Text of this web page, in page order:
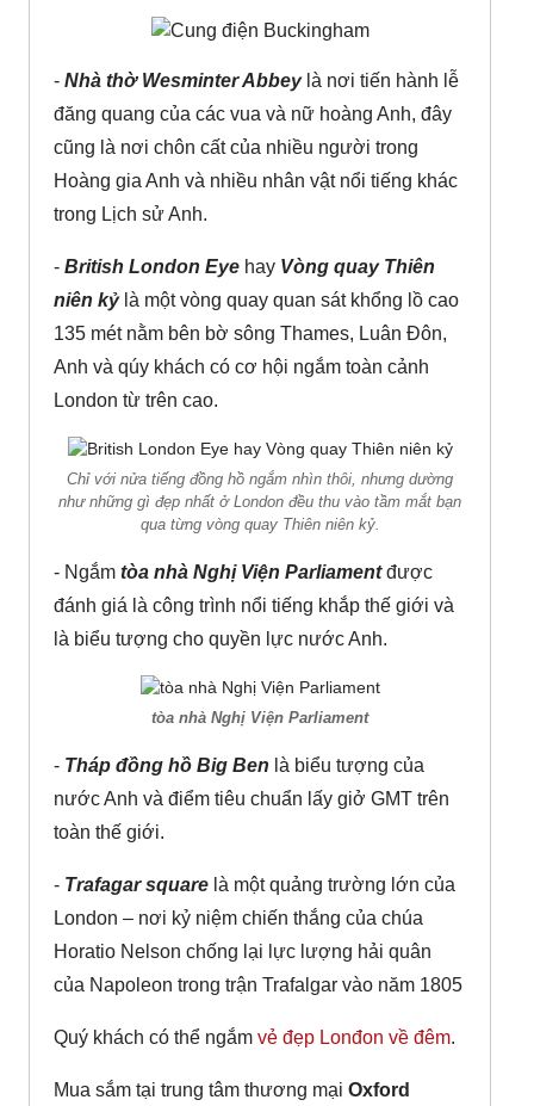
- Nhà thờ Wesminter Abbeylà nơi tiến hành lễ
đăng quang của các vua và nữ hoàng Anh, đây
cũng là nơi chôn cất của nhiều người trong
Hoàng gia Anh và nhiều nhân vật nổi tiếng khác
trong Lịch sử Anh.
- British London Eye hay Vòng quay Thiên
niên kỷlà một vòng quay quan sát khổng lồ cao
135 mét nằm bên bờ sông Thames, Luân Đôn,
Anh và qúy khách có cơ hội ngắm toàn cảnh
London từ trên cao.
Chỉ với nửa tiếng đồng hồ ngắm nhìn thôi, nhưng dường
như những gì đẹp nhất ở London đều thu vào tầm mắt bạn
qua từng vòng quay Thiên niên kỷ.
- Ngắm tòa nhà Nghị Viện Parliamentđược
đánh giá là công trình nổi tiếng khắp thế giới và
là biểu tượng cho quyền lực nước Anh.
tòa nhà Nghị Viện Parliament
- Tháp đồng hồ Big Ben là biểu tượng của
nước Anh và điểm tiêu chuẩn lấy giở GMT trên
toàn thế giới.
- Trafagar square là một quảng trường lớn của
London – nơi kỷ niệm chiến thắng của chúa
Horatio Nelson chống lại lực lượng hải quân
của Napoleon trong trận Trafalgar vào năm 1805
Quý khách có thể ngắm vẻ đẹp Lonđon về đêm.
Mua sắm tại trung tâm thương mại Oxford